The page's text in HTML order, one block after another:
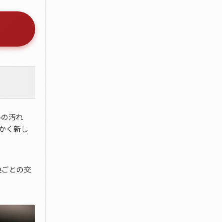
汚れ
く新し
との交